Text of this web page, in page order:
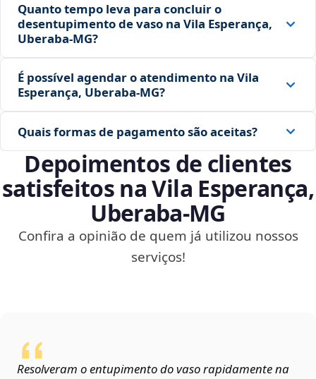
Quanto tempo leva para concluir o
desentupimento de vaso na Vila Esperança,
Uberaba‑MG?
É possível agendar o atendimento na Vila
Esperança, Uberaba‑MG?
Quais formas de pagamento são aceitas?
Depoimentos de clientes
satisfeitos na Vila Esperança,
Uberaba‑MG
Confira a opinião de quem já utilizou nossos
serviços!
Resolveram o entupimento do vaso rapidamente na